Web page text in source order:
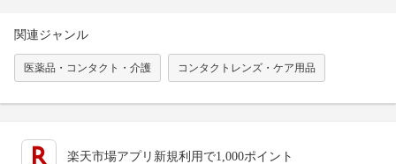
関連ジャンル
医薬品・コンタクト・介護 コンタクトレンズ・ケア用品
楽天市場アプリ新規利用で1,000ポイント